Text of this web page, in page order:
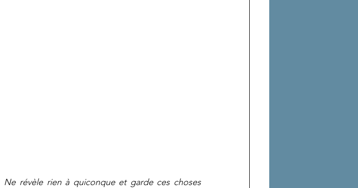
Ne révèle rien à quiconque et garde ces choses